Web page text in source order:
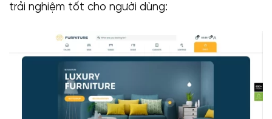
trải nghiệm tốt cho người dùng: